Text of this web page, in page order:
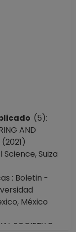
(5):
AND
(2021)
Suiza
: Boletin -
México
SOCIETY B-